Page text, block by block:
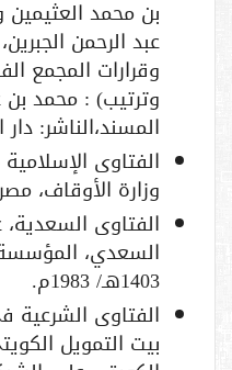
بن محمد
عبد الرحمن
وقرارات المجمع
وترتيب) : محمد بن
المسند،الناشر:
الفتاوى
وزارة الأوقاف، مصر، ط1
الفتاوى السعدية،
السعدي،
1403هـ/ 1983م.
الفتاوى الشرعية
بيت التمويل